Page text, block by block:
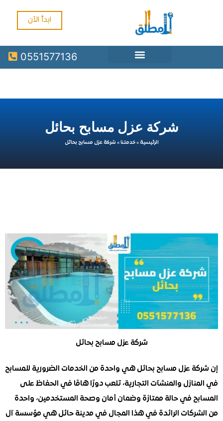
0551577136
شركة عزل مسابح بحائل
خدمتنا»شركة عزل مسابح بحائل
شركة عزل مسابح بحائل
عزل مسابح بحائل هي واحدة من الخدمات الضرورية للمسابح
والمنشآت التجارية، تلعب دورًا هامًا في الحفاظ على
في حالة ممتازة وضمان أمان وصحة المستخدمين، واحدة
الرائدة في هذا المجال في مدينة حائل هي مؤسسة آل